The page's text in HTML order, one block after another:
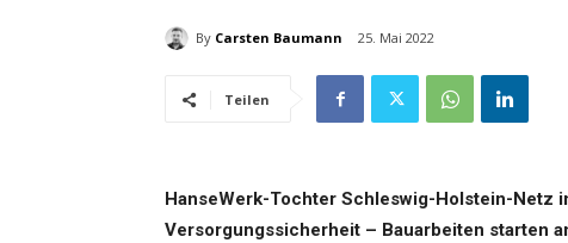
By Carsten Baumann 25. Mai 2022
Teilen
HanseWerk-Tochter Schleswig-Holstein-Netz
Versorgungssicherheit – Bauarbeiten starten